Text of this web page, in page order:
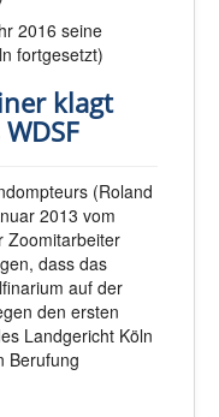
2016 seine
fortgesetzt)
klagt
(Roland
2013 vom
Zoomitarbeiter
dass das
auf der
den ersten
Landgericht Köln
Berufung